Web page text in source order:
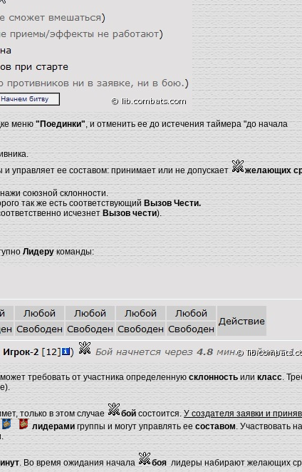
меню "Поединки", и отменить ее до истечения таймера "до начала
управляет ее составом: принимает или не допускает
желающих
союзной склонности.
так же есть соответствующийВызов Чести.
исчезнетВызов чести).
Лидерукоманды:
требовать от участника определенную склонность или класс.
только в этом случае бой состоится. У создателя заявки и
лидерамигруппы и могут управлять еесоставом. Участвовать
. Во время ожидания начала боя лидеры набирают желающих